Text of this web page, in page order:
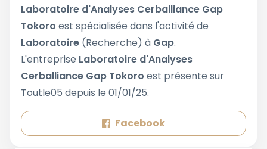
Laboratoire d'Analyses Cerballiance Gap
Tokoro est spécialisée dans l'activité de
Laboratoire (Recherche) à Gap.
L'entreprise Laboratoire d'Analyses
Cerballiance Gap Tokoro est présente sur
Toutle05 depuis le 01/01/25.
Facebook